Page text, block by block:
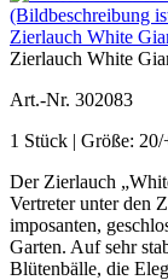
Zierlauch White
Zierlauch White
Art.-Nr. 302083
1 Stück | Größe: 20/
Der Zierlauch
Vertreter unter den
imposanten,
Garten. Auf sehr
Blütenbälle, die